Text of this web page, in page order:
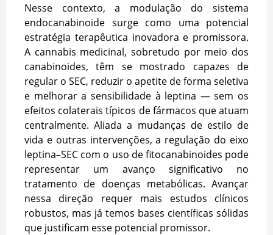
Nesse contexto, a modulação do sistema
endocanabinoide surge como uma potencial
estratégia terapêutica inovadora e promissora.
A cannabis medicinal, sobretudo por meio dos
canabinoides, têm se mostrado capazes de
regular o SEC, reduzir o apetite de forma seletiva
e melhorar a sensibilidade à leptina — sem os
efeitos colaterais típicos de fármacos que atuam
centralmente. Aliada a mudanças de estilo de
vida e outras intervenções, a regulação do eixo
leptina–SEC com o uso de fitocanabinoides pode
representar um avanço significativo no
tratamento de doenças metabólicas. Avançar
nessa direção requer mais estudos clínicos
robustos, mas já temos bases científicas sólidas
que justificam esse potencial promissor.